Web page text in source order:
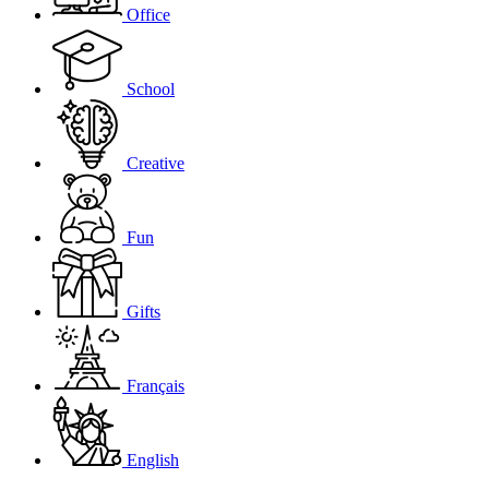
Office
School
Creative
Fun
Gifts
Français
English